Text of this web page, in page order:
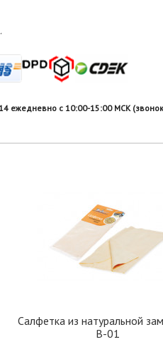
ежедневно с 10:00-15:00 МСК
Салфетка из натуральной
B-01